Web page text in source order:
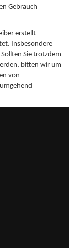
Gebrauch
erstellt
Insbesondere
Sie trotzdem
bitten wir um
von